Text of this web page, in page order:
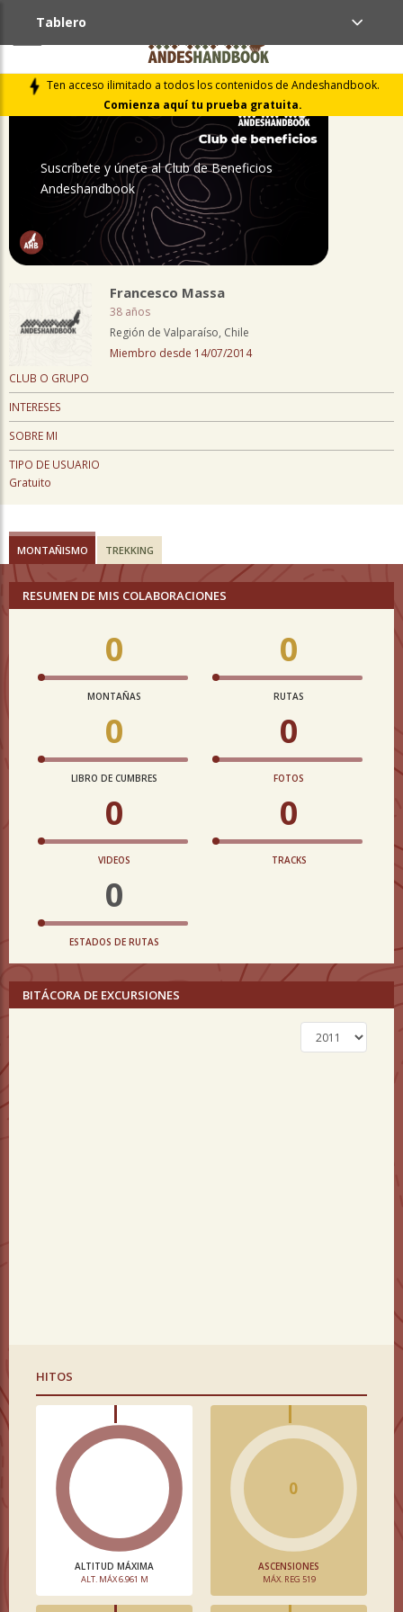
Ten acceso ilimitado a todos los contenidos de Andeshandbook.
Comienza aquí tu prueba gratuita.
Tablero
Suscríbete y únete al Club de Beneficios
Andeshandbook
Francesco Massa
38 años
Región de Valparaíso, Chile
Miembro desde 14/07/2014
CLUB O GRUPO
INTERESES
SOBRE MI
TIPO DE USUARIO
Gratuito
MONTAÑISMO TREKKING
RESUMEN DE MIS COLABORACIONES
0
MONTAÑAS
0
RUTAS
0
LIBRO DE CUMBRES
0
FOTOS
0
VIDEOS
0
TRACKS
0
ESTADOS DE RUTAS
BITÁCORA DE EXCURSIONES
HITOS
ALTITUD MÁXIMA
ALT. MÁX 6.961 M
0
ASCENSIONES
MÁX. REG 519